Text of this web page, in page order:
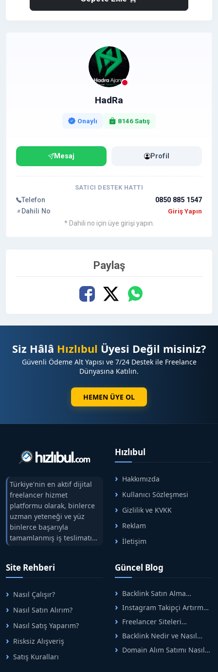
HadRa
Onaylı 8146 Satış
Mesaj Profil
SATICI DESTEK HATTI
Telefon
0850 885 1547
Dahili No
Giriş Yapın
* Dahili no için üye girişi yapın.
Paylaş
Siz Hâlâ Hızlıbul Üyesi Değil misiniz?
Güvenli Ödeme Alt Yapısı ve 7/24 Destek ile Freelance
Dünyasına Katılın.
HEMEN ÜYE OL
Türkiye'nin en aktif dijital
freelancer hizmet
platformu olarak, binlerce
uzman yeteneği ve yüz
binlerce başarıyla
tamamlanmış iş teslimatını
tek çatıda buluşturuyoruz.
arasındaki süreci risksiz
alışveriş sistemi ile koruyan
ticaretin güvenli
adreslerinden birisidir.
Hızlıbul
Hakkımızda
Kullanıcı Sözleşmesi
Gizlilik ve KVKK
Reklam
İletişim
Site Rehberi
Nasıl Çalışır?
Nasıl Satın Alırım?
Nasıl Satış Yaparım?
Risksiz Alışveriş
Satış Kuralları
Güncel Blog
Backlink Satın Alma
Rehberi: Güvenli SEO İçin
Doğru Adımlar
Instagram Takipçi Artırma
Yöntemleri: Organik Büyüme
Rehberi
Freelancer Siteleri
Arasında Doğru Seçim Nasıl
Yapılır
Backlink Nedir ve Nasıl
Alınır? Etkili Yöntemler
Domain Alım Satımı Nasıl